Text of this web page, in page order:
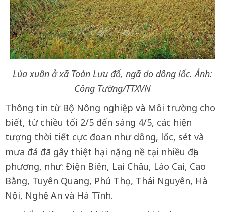
Lúa xuân ở xã Toàn Lưu đổ, ngã do dông lốc. Ảnh:
Công Tường/TTXVN
Thông tin từ Bộ Nông nghiệp và Môi trường cho
biết, từ chiều tối 2/5 đến sáng 4/5, các hiện
tượng thời tiết cực đoan như dông, lốc, sét và
mưa đá đã gây thiệt hại nặng nề tại nhiều địa
phương, như: Điện Biên, Lai Châu, Lào Cai, Cao
Bằng, Tuyên Quang, Phú Thọ, Thái Nguyên, Hà
Nội, Nghệ An và Hà Tĩnh.